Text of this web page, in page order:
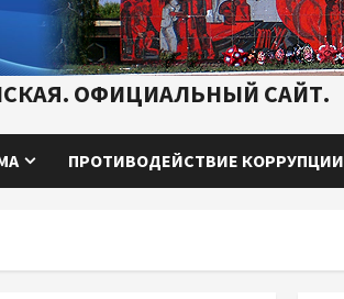
ОФИЦИАЛЬНЫЙ САЙТ.
ПРОТИВОДЕЙСТВИЕ КОРРУПЦИИ